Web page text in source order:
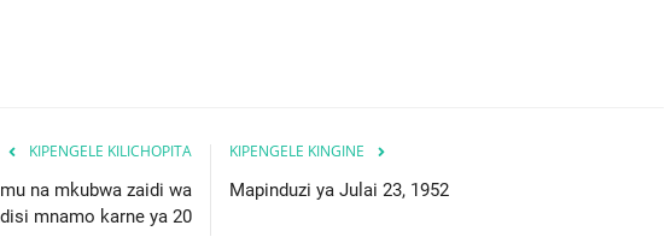
KIPENGELE KILICHOPITA
na mkubwa zaidi wa
mnamo karne ya 20
KIPENGELE KINGINE
Mapinduzi ya Julai 23, 1952